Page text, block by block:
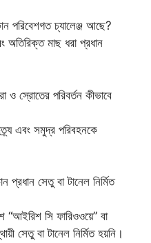
পরিবেশগত চ্যালেঞ্জ আছে?
অতিরিক্ত মাছ ধরা প্রধান
ও স্রোতের পরিবর্তন কীভাবে
এবং সমুদ্র পরিবহনকে
সেতু বা টানেল নির্মিত
সি ফারিওওয়ে” বা
সেতু বা টানেল নির্মিত হয়নি।